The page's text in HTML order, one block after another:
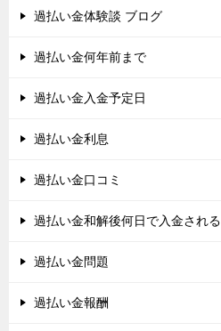
過払い金体験談 ブログ
過払い金何年前まで
過払い金入金予定日
過払い金利息
過払い金口コミ
過払い金和解後何日で入金される
過払い金問題
過払い金報酬